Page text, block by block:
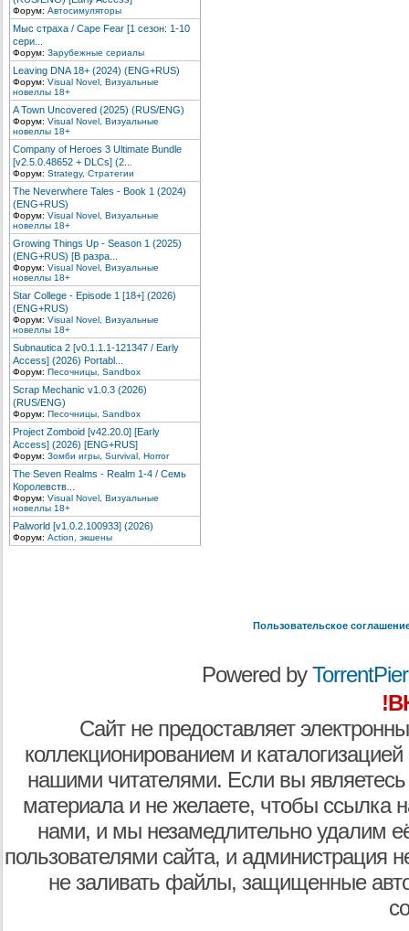
Форум: Автосимуляторы
Мыс страха / Cape Fear [1 сезон: 1-10
сери...
Форум: Зарубежные сериалы
Leaving DNA 18+ (2024) (ENG+RUS)
Форум: Visual Novel, Визуальные
новеллы 18+
A Town Uncovered (2025) (RUS/ENG)
Форум: Visual Novel, Визуальные
новеллы 18+
Company of Heroes 3 Ultimate Bundle
[v2.5.0.48652 + DLCs] (2...
Форум: Strategy, Стратегии
The Neverwhere Tales - Book 1 (2024)
(ENG+RUS)
Форум: Visual Novel, Визуальные
новеллы 18+
Growing Things Up - Season 1 (2025)
(ENG+RUS) [В разра...
Форум: Visual Novel, Визуальные
новеллы 18+
Star College - Episode 1 [18+] (2026)
(ENG+RUS)
Форум: Visual Novel, Визуальные
новеллы 18+
Subnautica 2 [v0.1.1.1-121347 / Early
Access] (2026) Portabl...
Форум: Песочницы, Sandbox
Scrap Mechanic v1.0.3 (2026)
(RUS/ENG)
Форум: Песочницы, Sandbox
Project Zomboid [v42.20.0] [Early
Access] (2026) [ENG+RUS]
Форум: Зомби игры, Survival, Horror
The Seven Realms - Realm 1-4 / Семь
Королевств...
Форум: Visual Novel, Визуальные
новеллы 18+
Palworld [v1.0.2.100933] (2026)
Форум: Action, экшены
Пользовательское
Powered by
Сайт не предоставляет
коллекционированием и
нашими читателями. Если вы являетесь
материала и не желаете, чтобы ссылка
нами, и мы незамедлительно удалим
пользователями сайта, и администрация
не заливать файлы, защищенные